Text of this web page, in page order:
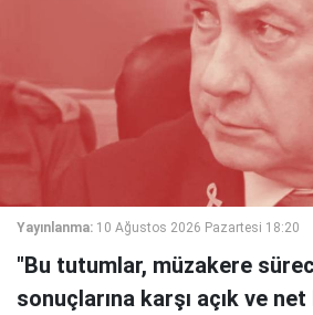
Yayınlanma: 10 Ağustos 2026 Pazartesi 18:20
"Bu tutumlar, müzakere
sonuçlarına karşı açık ve